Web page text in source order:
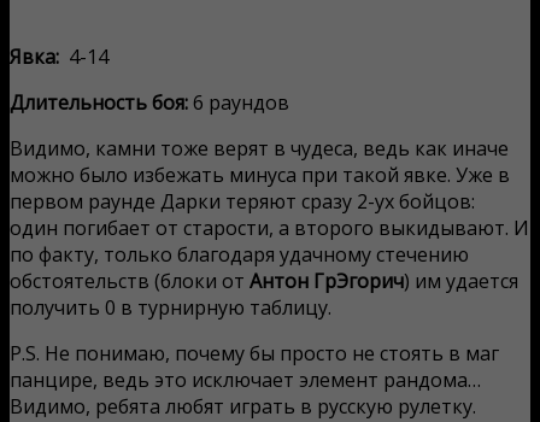
Явка: 4-14
Длительность боя:6 раундов
Видимо, камни тоже верят в чудеса, ведь как иначе
можно было избежать минуса при такой явке. Уже в
первом раунде Дарки теряют сразу 2-ух бойцов:
один погибает от старости, а второго выкидывают. И
по факту, только благодаря удачному стечению
обстоятельств (блоки от Антон ГрЭгорич) им удается
получить 0 в турнирную таблицу.
P.S. Не понимаю, почему бы просто не стоять в маг
панцире, ведь это исключает элемент рандома…
Видимо, ребята любят играть в русскую рулетку.